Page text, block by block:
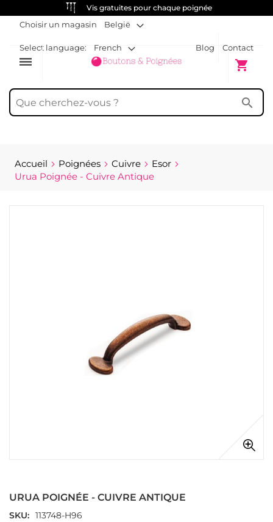
Vis gratuites pour chaque poignée
Blog Contact
Choisir un magasin België
Select language: French
dehaze shopping_cart
Mon
search
Accueil Poignées Cuivre
Esor
Urua Poignée - Cuivre Antique
de
la
URUA POIGNÉE - CUIVRE ANTIQUE
SKU
113748-H96